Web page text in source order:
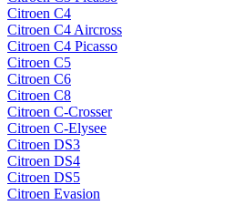
Citroen C4
Citroen C4 Aircross
Citroen C4 Picasso
Citroen C5
Citroen C6
Citroen C8
Citroen C-Crosser
Citroen C-Elysee
Citroen DS3
Citroen DS4
Citroen DS5
Citroen Evasion